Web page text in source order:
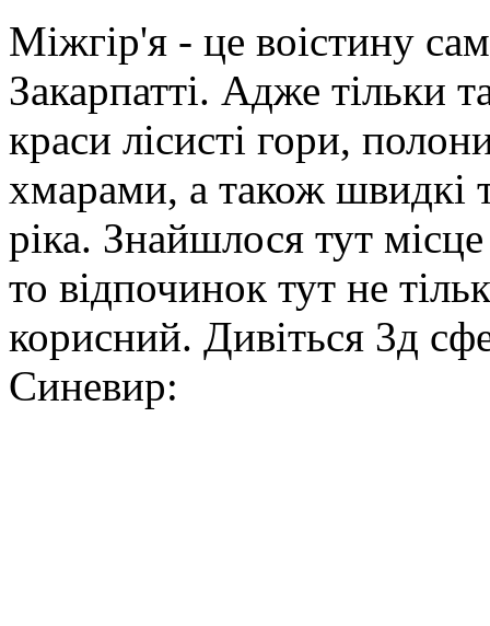
Міжгір'я - це воістину
Закарпатті. Адже тільки
краси лісисті гори,
хмарами, а також швидкі
ріка. Знайшлося тут
то відпочинок тут не
корисний. Дивіться 3д
Синевир: